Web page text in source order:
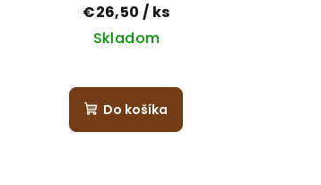
€26,50/ ks
Skladom
Do košíka